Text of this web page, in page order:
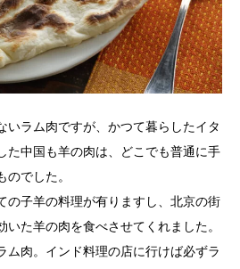
いラム肉ですが、かつて暮らしたイタ
た中国も羊の肉は、どこでも普通に手
でした。
の子羊の料理が有りますし、北京の街
た羊の肉を食べさせてくれました。
ム肉。インド料理の店に行けば必ずラ